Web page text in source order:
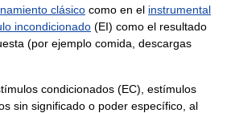
clásico como en el instrumental
incondicionado (EI) como el resultado
(por ejemplo comida, descargas
condicionados (EC), estímulos
sin significado o poder específico, al